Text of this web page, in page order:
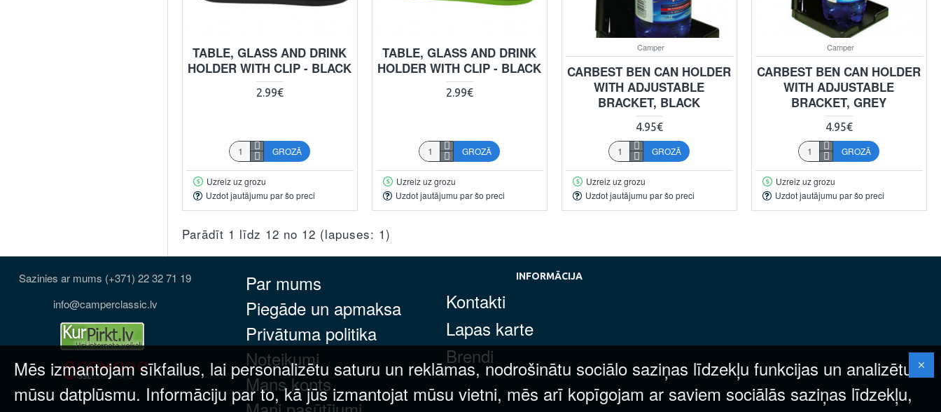
TABLE, GLASS AND DRINK
HOLDER WITH CLIP - BLACK
2.99€
GROZĀ
Uzreiz uz grozu
Uzdot jautājumu par šo preci
TABLE, GLASS AND DRINK
HOLDER WITH CLIP - BLACK
2.99€
GROZĀ
Uzreiz uz grozu
Uzdot jautājumu par šo preci
Camper
CARBEST BEN CAN HOLDER
WITH ADJUSTABLE
BRACKET, BLACK
4.95€
GROZĀ
Uzreiz uz grozu
Uzdot jautājumu par šo preci
Camper
CARBEST BEN CAN HOLDER
WITH ADJUSTABLE
BRACKET, GREY
4.95€
GROZĀ
Uzreiz uz grozu
Uzdot jautājumu par šo preci
Parādīt 1 līdz 12 no 12 (lapuses: 1)
Sazinies ar mums (+371) 22 32 71 19
info@camperclassic.lv
Par mums
Piegāde un apmaksa
Privātuma politika
Noteikumi
Mans konts
INFORMĀCIJA
Kontakti
Lapas karte
Brendi
Mēs izmantojam sīkfailus, lai personalizētu saturu un reklāmas, nodrošinātu sociālo saziņas līdzekļu funkcijas un analizētu
mūsu datplūsmu. Informāciju par to, kā jūs izmantojat mūsu vietni, mēs arī kopīgojam ar saviem sociālās saziņas līdzekļu,